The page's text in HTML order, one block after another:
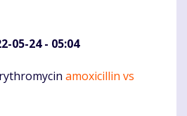
05-24 - 05:04
amoxicillin vs